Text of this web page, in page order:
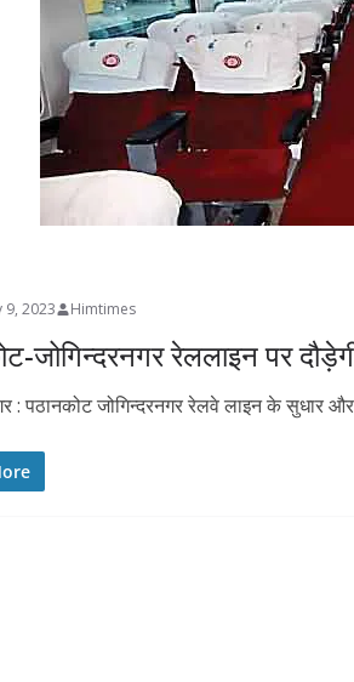
9, 2023 Himtimes
जोगिन्दरनगर रेललाइन पर
: पठानकोट जोगिन्दरनगर रेलवे लाइन के सुधार